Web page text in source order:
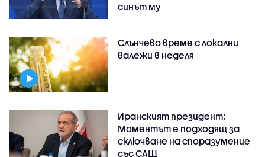
синът му
Слънчево време с локални
валежи в неделя
Иранският президент:
Моментът е подходящ за
сключване на споразумение
със САЩ